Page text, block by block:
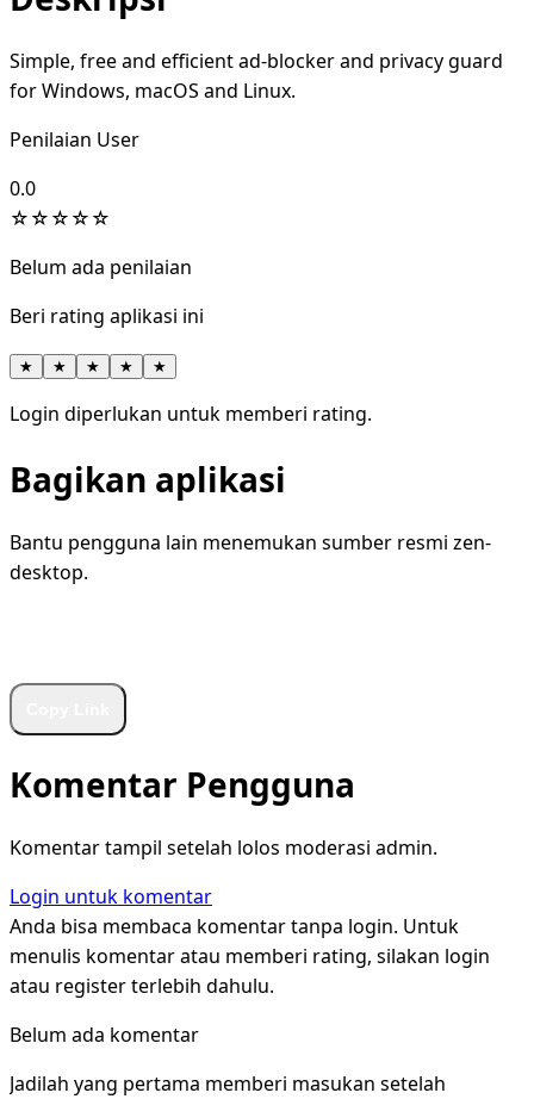
Simple, free and efficient ad-blocker and privacy guard
for Windows, macOS and Linux.
Penilaian User
0.0
☆☆☆☆☆
Belum ada penilaian
Beri rating aplikasi ini
★ ★ ★ ★ ★
Login diperlukan untuk memberi rating.
Bagikan aplikasi
Bantu pengguna lain menemukan sumber resmi zen-
desktop.
Komentar Pengguna
Komentar tampil setelah lolos moderasi admin.
Login untuk komentar
Anda bisa membaca komentar tanpa login. Untuk
menulis komentar atau memberi rating, silakan login
atau register terlebih dahulu.
Belum ada komentar
Jadilah yang pertama memberi masukan setelah